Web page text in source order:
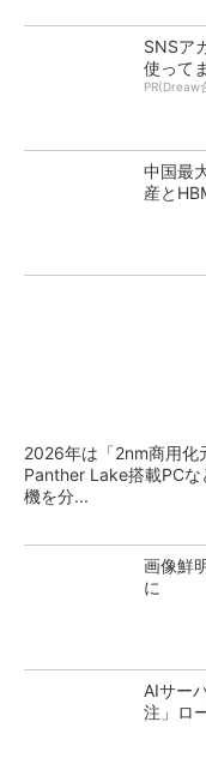
SNSア
使って
PR(Dreaw
中国最
産と
2026年は「2nm商用化
Panther Lake搭載PCな
機を分...
画像鮮
に
AIサー
注」ロ